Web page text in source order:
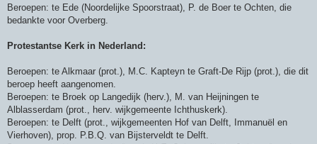
Beroepen: te Ede (Noordelijke Spoorstraat), P. de Boer te Ochten, die
bedankte voor Overberg.
Protestantse Kerk in Nederland:
Beroepen: te Alkmaar (prot.), M.C. Kapteyn te Graft-De Rijp (prot.), die dit
beroep heeft aangenomen.
Beroepen: te Broek op Langedijk (herv.), M. van Heijningen te
Alblasserdam (prot., herv. wijkgemeente Ichthuskerk).
Beroepen: te Delft (prot., wijkgemeenten Hof van Delft, Immanuël en
Vierhoven), prop. P.B.Q. van Bijsterveldt te Delft.